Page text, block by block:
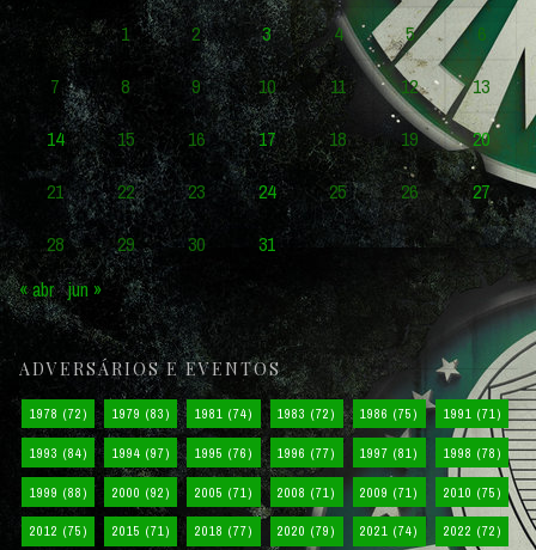
1
2 3 4 5
6
7
8 9 10 11 12
13
14
15 16 17 18 19
20
21
22 23 24 25 26
27
28
29 30
31
« abr jun »
ADVERSÁRIOS E EVENTOS
1978 (72) 1979 (83) 1981 (74) 1983 (72) 1986 (75) 1991 (71)
1993 (84) 1994 (97) 1995 (76) 1996 (77) 1997 (81) 1998 (78)
1999 (88) 2000 (92) 2005 (71) 2008 (71) 2009 (71) 2010 (75)
2012 (75) 2015 (71) 2018 (77) 2020 (79) 2021 (74) 2022 (72)